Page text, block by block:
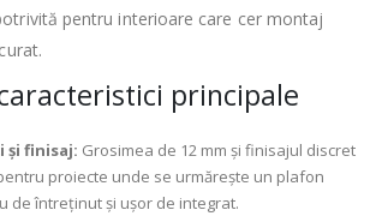
pentru interioare care cer montaj
principale
și finisaj: Grosimea de 12 mm și finisajul discret
proiecte unde se urmărește un plafon
de întreținut și ușor de integrat.